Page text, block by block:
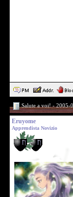
Salute a voi! - 2005-
Eruyome
Apprendista Novizio